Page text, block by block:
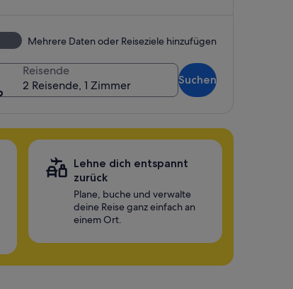
Mehrere Daten oder Reiseziele hinzufügen
Reisende
2 Reisende, 1 Zimmer
Suchen
Lehne dich entspannt
zurück
Plane, buche und verwalte
deine Reise ganz einfach an
einem Ort.